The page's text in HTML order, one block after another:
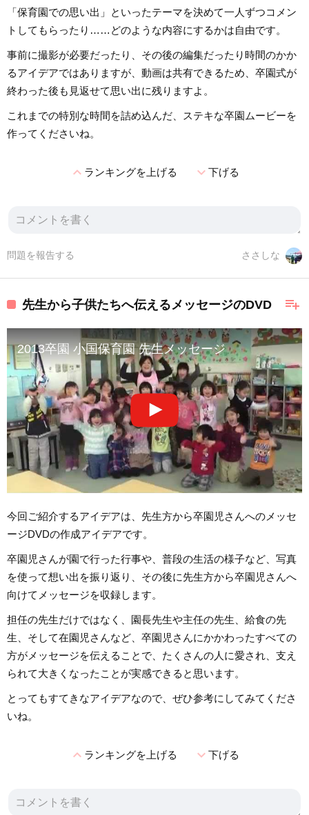
「保育園での思い出」といったテーマを決めて一人ずつコメン
トしてもらったり……どのような内容にするかは自由です。
事前に撮影が必要だったり、その後の編集だったり時間のかか
るアイデアではありますが、動画は共有できるため、卒園式が
終わった後も見返せて思い出に残りますよ。
これまでの特別な時間を詰め込んだ、ステキな卒園ムービーを
作ってくださいね。
expand_lessランキングを上げる expand_more下げる
ささしな
問題を報告する
playlist_add
先生から子供たちへ伝えるメッセージのDVD
2013卒園 小国保育園 先生メッセージ
今回ご紹介するアイデアは、先生方から卒園児さんへのメッセ
ージDVDの作成アイデアです。
卒園児さんが園で行った行事や、普段の生活の様子など、写真
を使って想い出を振り返り、その後に先生方から卒園児さんへ
向けてメッセージを収録します。
担任の先生だけではなく、園長先生や主任の先生、給食の先
生、そして在園児さんなど、卒園児さんにかかわったすべての
方がメッセージを伝えることで、たくさんの人に愛され、支え
られて大きくなったことが実感できると思います。
とってもすてきなアイデアなので、ぜひ参考にしてみてくださ
いね。
expand_lessランキングを上げる expand_more下げる